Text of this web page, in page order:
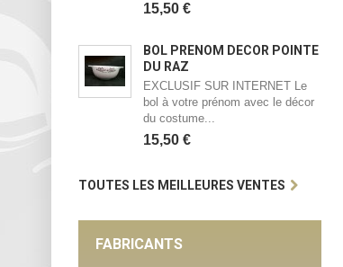
15,50 €
BOL PRÉNOM DÉCOR POINTE
DU RAZ
EXCLUSIF SUR INTERNET Le
bol à votre prénom avec le décor
du costume...
15,50 €
TOUTES LES MEILLEURES VENTES
FABRICANTS